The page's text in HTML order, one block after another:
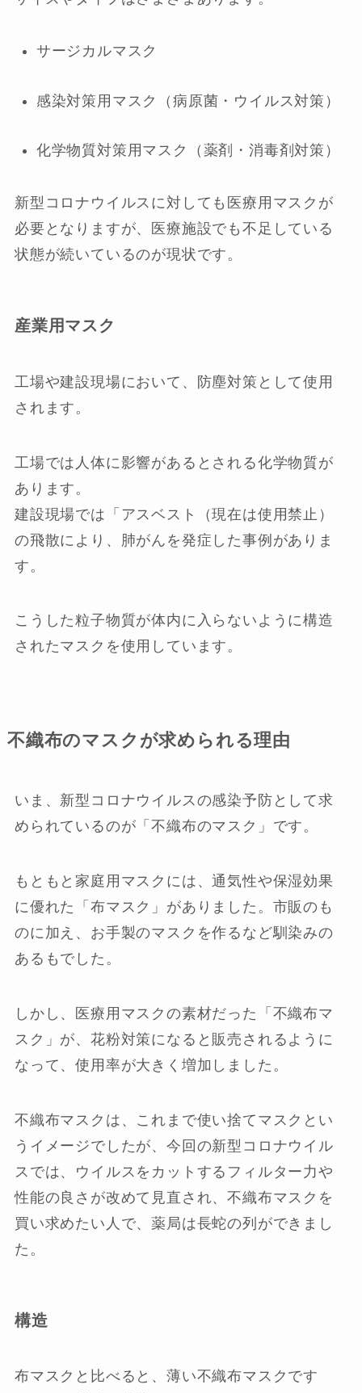
サージカルマスク
感染対策用マスク（病原菌・ウイルス対策）
化学物質対策用マスク（薬剤・消毒剤対策）
新型コロナウイルスに対しても医療用マスクが
必要となりますが、医療施設でも不足している
状態が続いているのが現状です。
産業用マスク
工場や建設現場において、防塵対策として使用
されます。
工場では人体に影響があるとされる化学物質が
あります。
建設現場では「アスベスト（現在は使用禁止）
の飛散により、肺がんを発症した事例がありま
す。
こうした粒子物質が体内に入らないように構造
されたマスクを使用しています。
不織布のマスクが求められる理由
いま、新型コロナウイルスの感染予防として求
められているのが「不織布のマスク」です。
もともと家庭用マスクには、通気性や保湿効果
に優れた「布マスク」がありました。市販のも
のに加え、お手製のマスクを作るなど馴染みの
あるもでした。
しかし、医療用マスクの素材だった「不織布マ
スク」が、花粉対策になると販売されるように
なって、使用率が大きく増加しました。
不織布マスクは、これまで使い捨てマスクとい
うイメージでしたが、今回の新型コロナウイル
スでは、ウイルスをカットするフィルター力や
性能の良さが改めて見直され、不織布マスクを
買い求めたい人で、薬局は長蛇の列ができまし
た。
構造
布マスクと比べると、薄い不織布マスクです